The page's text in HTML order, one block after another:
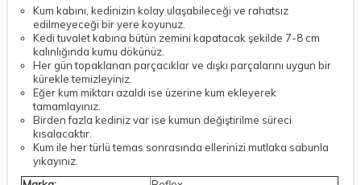
Kum kabını, kedinizin kolay ulaşabileceği ve rahatsız
edilmeyeceği bir yere koyunuz.
Kedi tuvalet kabına bütün zemini kapatacak şekilde 7-8 cm
kalınlığında kumu dökünüz.
Her gün topaklanan parçacıklar ve dışkı parçalarını uygun bir
kürekle temizleyiniz.
Eğer kum miktarı azaldı ise üzerine kum ekleyerek
tamamlayınız.
Birden fazla kediniz var ise kumun değiştirilme süreci
kısalacaktır.
Kum ile her türlü temas sonrasında ellerinizi mutlaka sabunla
yıkayınız.